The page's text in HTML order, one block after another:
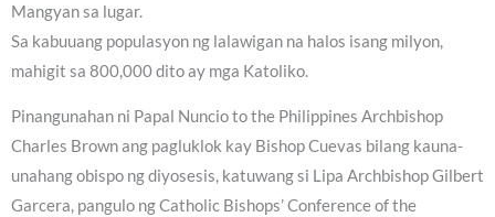
Mangyan sa lugar.
Sa kabuuang populasyon ng lalawigan na halos isang milyon,
mahigit sa 800,000 dito ay mga Katoliko.
Pinangunahan ni Papal Nuncio to the Philippines Archbishop
Charles Brown ang pagluklok kay Bishop Cuevas bilang kauna-
unahang obispo ng diyosesis, katuwang si Lipa Archbishop Gilbert
Garcera, pangulo ng Catholic Bishops’ Conference of the